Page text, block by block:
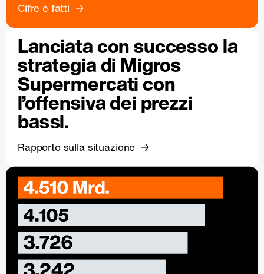
Cifre e fatti
Lanciata con successo la
strategia di Migros
Supermercati con
l’offensiva dei prezzi
bassi.
Rapporto sulla situazione